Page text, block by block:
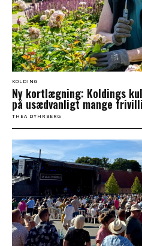
KOLDING
Ny kortlægning: Koldings
på usædvanligt mange
THEA DYHRBERG